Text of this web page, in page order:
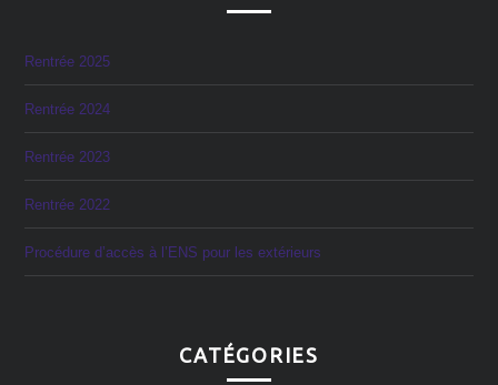
Rentrée 2025
Rentrée 2024
Rentrée 2023
Rentrée 2022
Procédure d’accès à l’ENS pour les extérieurs
CATÉGORIES